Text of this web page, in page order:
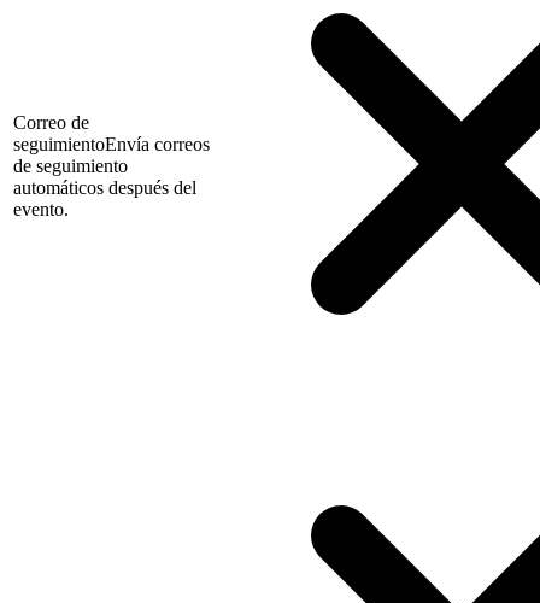
Correo de
seguimientoEnvía correos
de seguimiento
automáticos después del
evento.